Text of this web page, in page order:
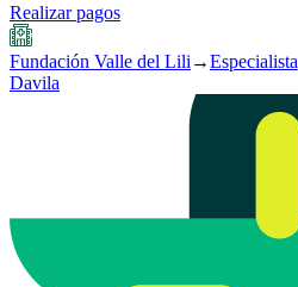
Realizar pagos
Fundación Valle del Lili →Especialista
Davila